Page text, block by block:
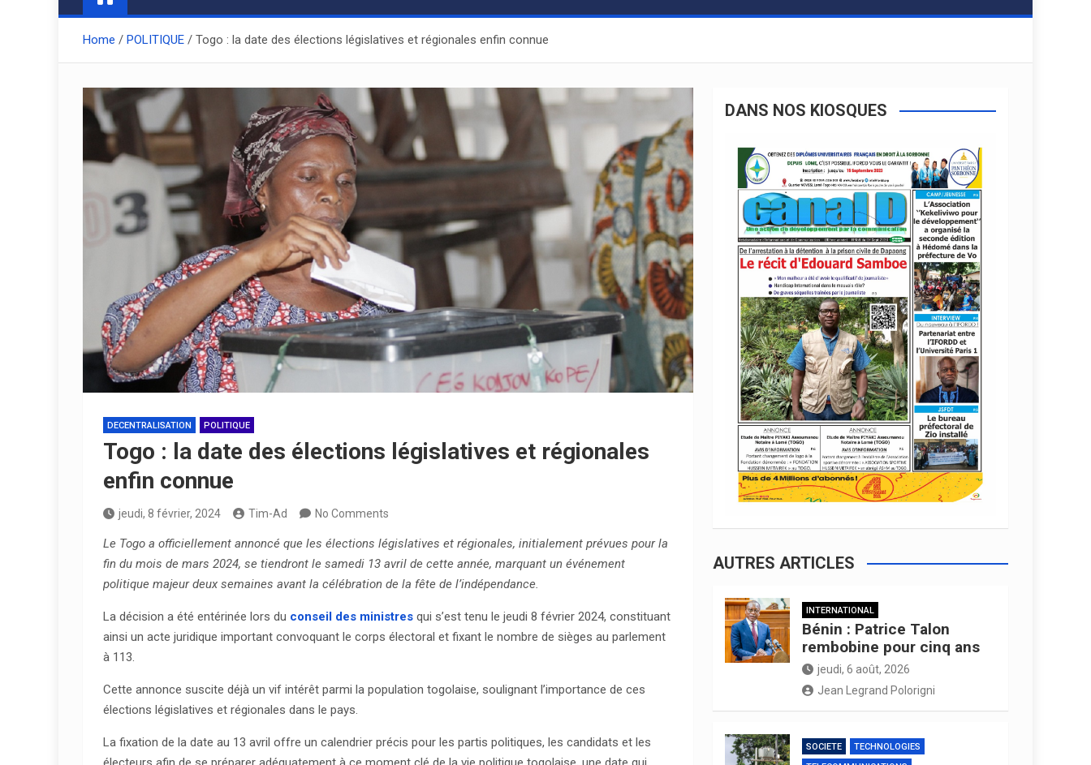
Home POLITIQUE Togo : la date des élections législatives et régionales enfin connue
DECENTRALISATION POLITIQUE
Togo : la date des élections législatives et régionales
enfin connue
jeudi, 8 février, 2024 Tim-Ad No Comments
Le Togo a officiellement annoncé que les élections législatives et régionales, initialement prévues pour la
fin du mois de mars 2024, se tiendront le samedi 13 avril de cette année, marquant un événement
politique majeur deux semaines avant la célébration de la fête de l’indépendance.
La décision a été entérinée lors du conseil des ministres qui s’est tenu le jeudi 8 février 2024, constituant
ainsi un acte juridique important convoquant le corps électoral et fixant le nombre de sièges au parlement
à 113.
Cette annonce suscite déjà un vif intérêt parmi la population togolaise, soulignant l’importance de ces
élections législatives et régionales dans le pays.
La fixation de la date au 13 avril offre un calendrier précis pour les partis politiques, les candidats et les
DANS NOS KIOSQUES
AUTRES ARTICLES
INTERNATIONAL
Bénin : Patrice Talon
rembobine pour cinq ans
jeudi, 6 août, 2026
Jean Legrand Polorigni
SOCIETE
TECHNOLOGIES